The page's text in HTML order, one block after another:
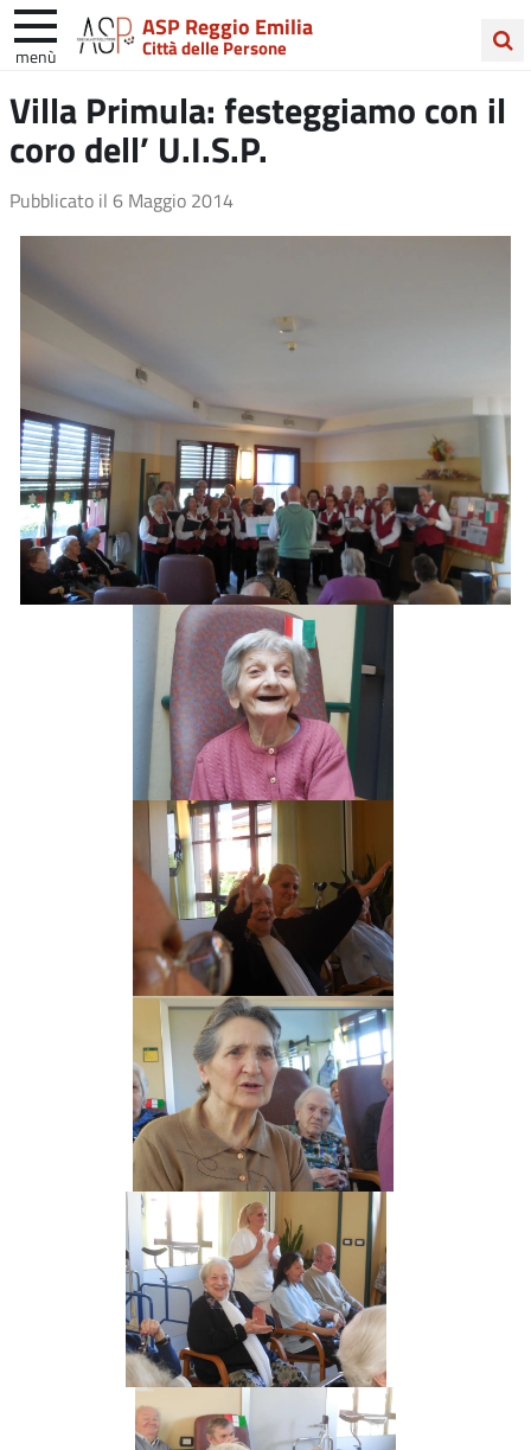
ASP Reggio Emilia
Città delle Persone
menù
nel
sito
Villa Primula: festeggiamo con il
coro dell’ U.I.S.P.
Pubblicato il 6 Maggio 2014